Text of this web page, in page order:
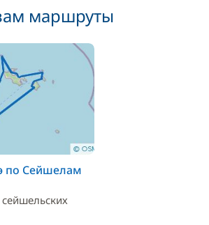
для детей
маршруты
по Сейшелам